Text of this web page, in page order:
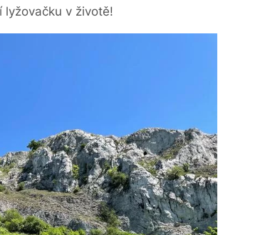
lyžovačku v životě!